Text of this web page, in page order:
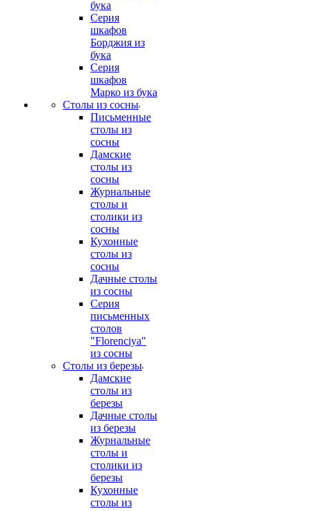
бука
Серия
шкафов
Борджия из
бука
Серия
шкафов
Марко из бука
Столы из сосны
Письменные
столы из
сосны
Дамские
столы из
сосны
Журнальные
столы и
столики из
сосны
Кухонные
столы из
сосны
Дачные столы
из сосны
Серия
письменных
столов
"Florenciya"
из сосны
Столы из березы
Дамские
столы из
березы
Дачные столы
из березы
Журнальные
столы и
столики из
березы
Кухонные
столы из